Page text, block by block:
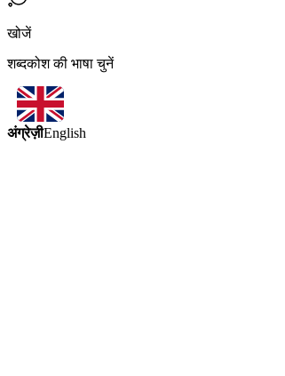
खोजें
शब्दकोश की भाषा चुनें
अंग्रेज़ीEnglish